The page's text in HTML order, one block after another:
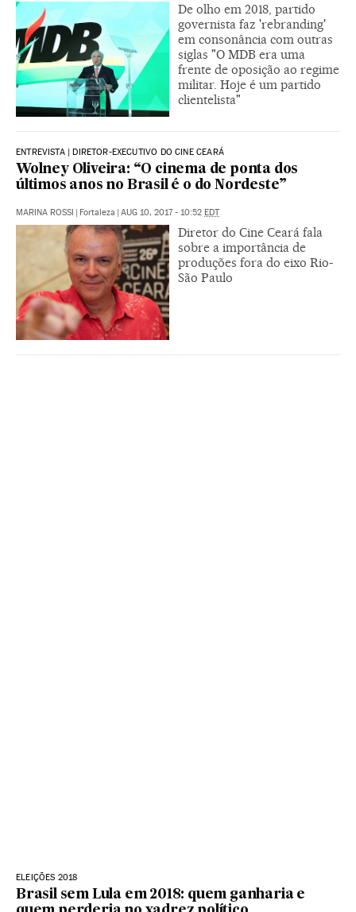
De olho em 2018, partido
governista faz 'rebranding'
em consonância com outras
siglas "O MDB era uma
frente de oposição ao regime
militar. Hoje é um partido
clientelista"
ENTREVISTA | DIRETOR-EXECUTIVO DO CINE CEARÁ
Wolney Oliveira: “O cinema de ponta dos
últimos anos no Brasil é o do Nordeste”
MARINA ROSSI | Fortaleza | AUG 10, 2017 - 10:52 EDT
Diretor do Cine Ceará fala
sobre a importância de
produções fora do eixo Rio-
São Paulo
ELEIÇÕES 2018
Brasil sem Lula em 2018: quem ganharia e